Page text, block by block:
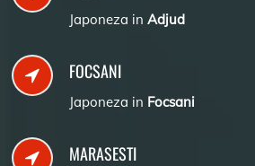
Japoneza in Adjud
FOCSANI
Japoneza in Focsani
MARASESTI